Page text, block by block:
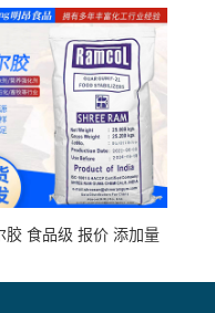
胶 食品级 报价 添加量